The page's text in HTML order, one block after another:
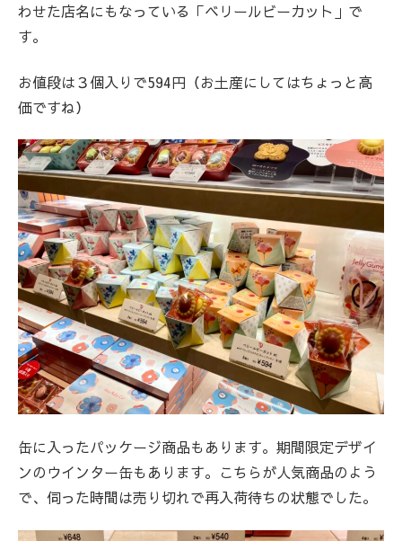
わせた店名にもなっている「ベリールビーカット」で
す。
お値段は３個入りで594円（お土産にしてはちょっと高
価ですね）
缶に入ったパッケージ商品もあります。期間限定デザイ
ンのウインター缶もあります。こちらが人気商品のよう
で、伺った時間は売り切れで再入荷待ちの状態でした。